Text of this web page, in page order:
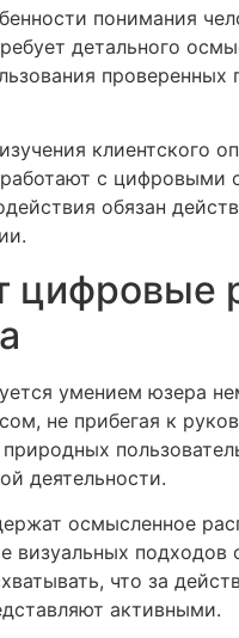
понимания
детального
проверенных
клиентского
с цифровыми
обязан
цифровые
умением юзера
не прибегая к
деятельности.
осмысленное
визуальных
что за
активными.